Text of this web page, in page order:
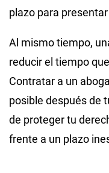
plazo para
Al mismo tiempo,
reducir el tiempo
Contratar a un
posible después de
de proteger tu
frente a un plazo